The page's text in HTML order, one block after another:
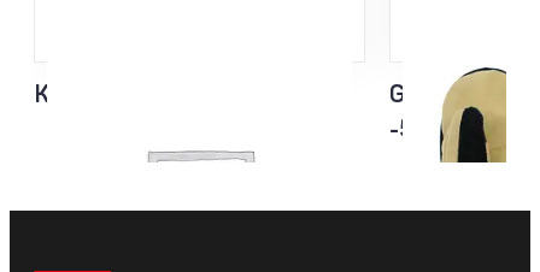
KING Race hiihtohanska
GOLD
-5 ... -15˚